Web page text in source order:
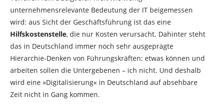
unternehmensrelevante Bedeutung der IT beigemessen
wird: aus Sicht der Geschäftsführung ist das eine
Hilfskostenstelle, die nur Kosten verursacht. Dahinter steht
das in Deutschland immer noch sehr ausgeprägte
Hierarchie-Denken von Führungskräften: etwas können und
arbeiten sollen die Untergebenen – ich nicht. Und deshalb
wird eine »Digitalisierung« in Deutschland auf absehbare
Zeit nicht in Gang kommen.